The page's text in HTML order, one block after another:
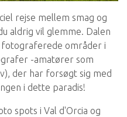
rejse mellem smag og
aldrig vil glemme. Dalen
fotograferede områder i
-amatører som
der har forsøgt sig med
i dette paradis!
spots i Val d'Orcia og